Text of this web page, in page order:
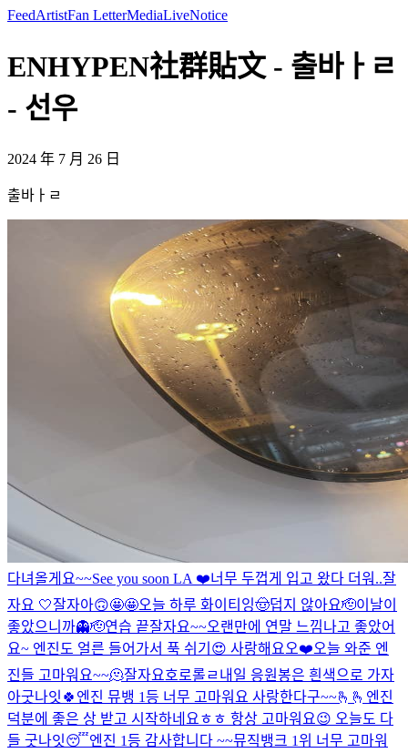
FeedArtistFan LetterMediaLiveNotice
ENHYPEN社群貼文 - 출바ㅏㄹ
- 선우
2024 年 7 月 26 日
출바ㅏㄹ
다녀올게요~~See you soon LA ❤️너무 두껍게 입고 왔다 더워..잘
자요 🤍잘자아🙃🤩🤩오늘 하루 화이티잉🤠덥지 않아요🫡이날이
좋았으니까👻🫡연습 끝잘자요~~오랜만에 연말 느낌나고 좋았어
요~ 엔진도 얼른 들어가서 푹 쉬기😍 사랑해요오❤️오늘 와준 엔
진들 고마워요~~🫠잘자요호로롤ㄹ내일 응원봉은 흰색으로 가자
아굿나잇🍀 엔진 뮤뱅 1등 너무 고마워요 사랑한다구~~🫰🫰 엔진
덕분에 좋은 상 받고 시작하네요ㅎㅎ 항상 고마워요😉 오늘도 다
들 굿나잇😴엔진 1등 감사합니다 ~~뮤직뱅크 1위 너무 고마워